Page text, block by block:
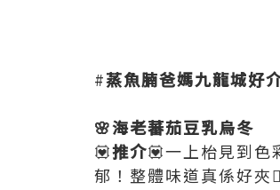
#蒸魚腩爸媽九龍城好
🌸海老蕃茄豆乳烏冬
💟推介💟一上枱見到色
郁！整體味道真係好夾